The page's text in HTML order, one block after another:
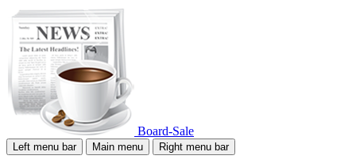
Board-Sale
Left menu bar Main menu Right menu bar